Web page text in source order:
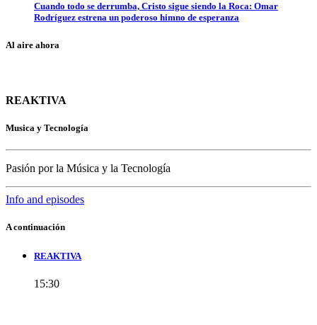
Cuando todo se derrumba, Cristo sigue siendo la Roca: Omar
Rodríguez estrena un poderoso himno de esperanza
Al aire ahora
REAKTIVA
Musica y Tecnología
Pasión por la Música y la Tecnología
Info and episodes
A continuación
REAKTIVA
15:30